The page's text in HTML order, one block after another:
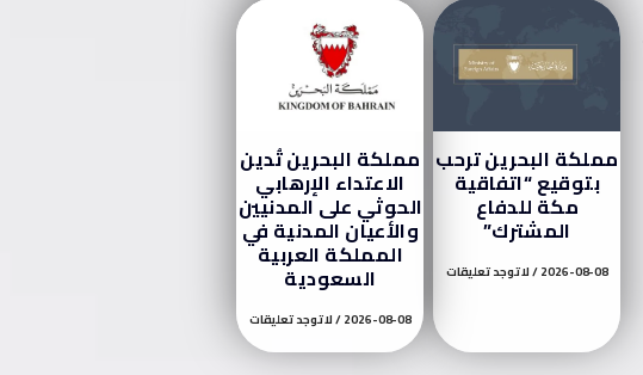
مملكة البحرين ترحب
بتوقيع “اتفاقية
مكة للدفاع
المشترك”
2026-08-08 لا توجد تعليقات
مملكة البحرين تُدين
الاعتداء الإرهابي
الحوثي على المدنيين
والأعيان المدنية في
المملكة العربية
السعودية
2026-08-08 لا توجد تعليقات